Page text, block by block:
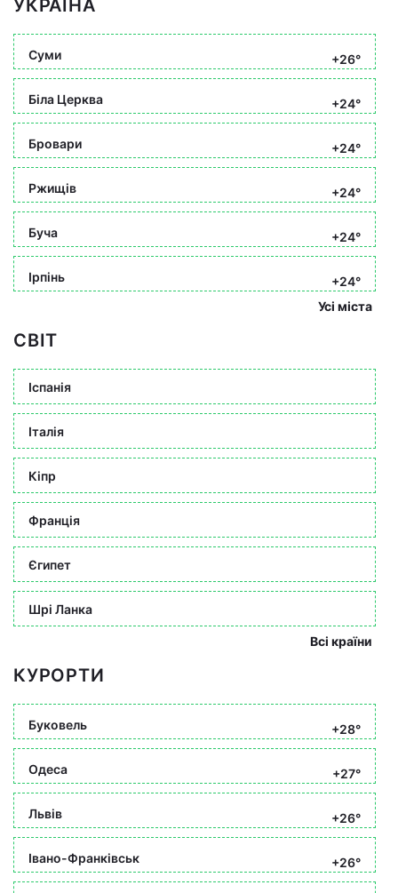
УКРАЇНА
Суми +26°
Біла Церква +24°
Бровари +24°
Ржищів +24°
Буча +24°
Ірпінь
+24°
Усі міста
СВІТ
Іспанія
Італія
Кіпр
Франція
Єгипет
Шрі Ланка
Всі країни
КУРОРТИ
Буковель +28°
Одеса +27°
Львів +26°
Івано-Франківськ +26°